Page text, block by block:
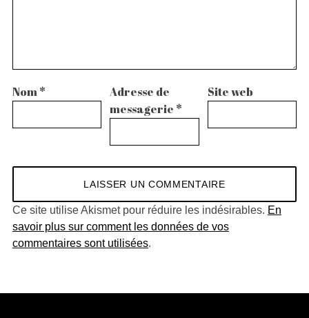
Nom*
Adresse de
messagerie *
Site web
Ce site utilise Akismet pour réduire les indésirables. En
savoir plus sur comment les données de vos
commentaires sont utilisées.